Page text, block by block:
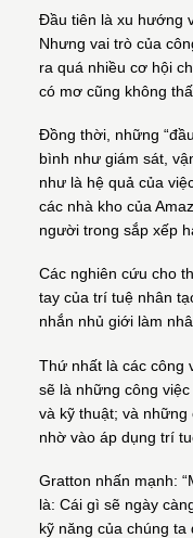
Đầu tiên là xu hướng
Nhưng vai trò của
ra quá nhiều cơ hội
có mơ cũng không
Đồng thời, những
bình như giám sát,
như là hệ quả của
các nhà kho của
người trong sắp xếp
Các nghiên cứu cho
tay của trí tuệ nhân
nhắn nhủ giới làm
Thứ nhất là các công
sẽ là những công
và kỹ thuật; và những
nhờ vào áp dụng trí
Gratton nhấn mạnh:
là: Cái gì sẽ ngày
kỹ năng của chúng ta